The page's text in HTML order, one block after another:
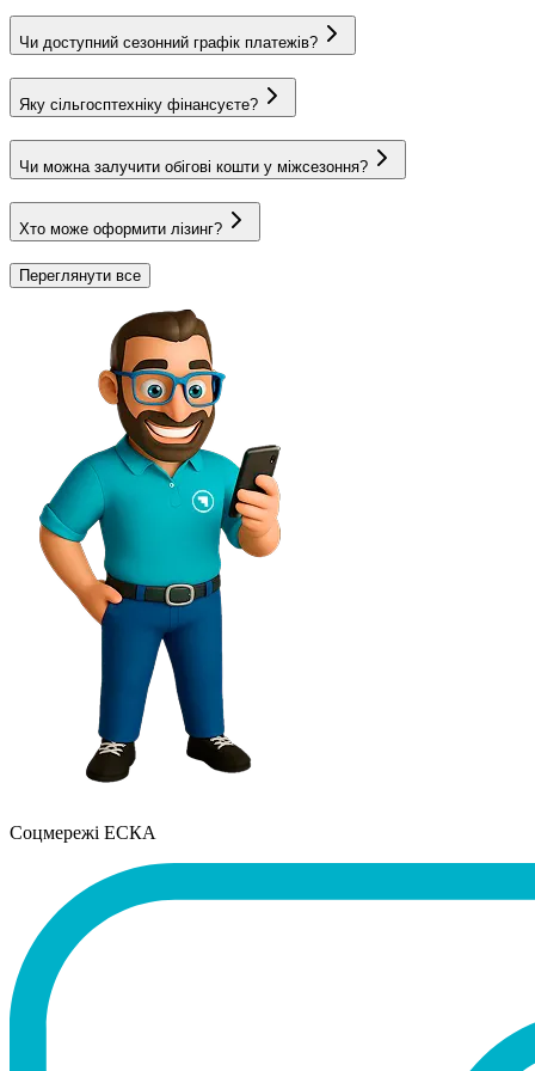
Чи доступний сезонний графік платежів?
Яку сільгосптехніку фінансуєте?
Чи можна залучити обігові кошти у міжсезоння?
Хто може оформити лізинг?
Переглянути все
Соцмережі ЕСКА